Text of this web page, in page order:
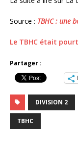
Source : TBHC : une
Le TBHC était
Partager :
DIVISION 2
TBHC